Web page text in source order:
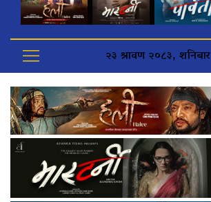
२३ श्रावण २०८३, शनिबार